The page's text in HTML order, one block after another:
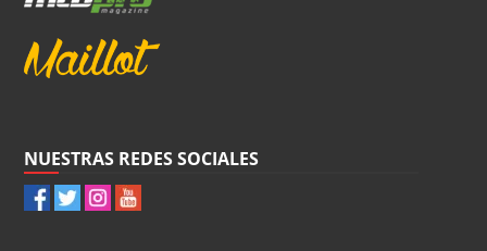
NUESTRAS REDES SOCIALES